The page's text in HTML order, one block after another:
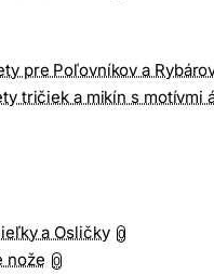
pre Poľovníkov a
tričiek a mikín s motívmi
a Osličky 0
nože 0